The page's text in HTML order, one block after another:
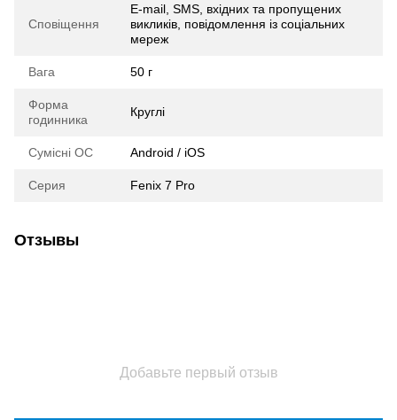
Сповіщення
E-mail, SMS, вхідних та пропущених
викликів, повідомлення із соціальних
мереж
Вага 50 г
Форма
годинника
Круглі
Сумісні ОС Android / iOS
Серия Fenix 7 Pro
Отзывы
Добавьте первый отзыв